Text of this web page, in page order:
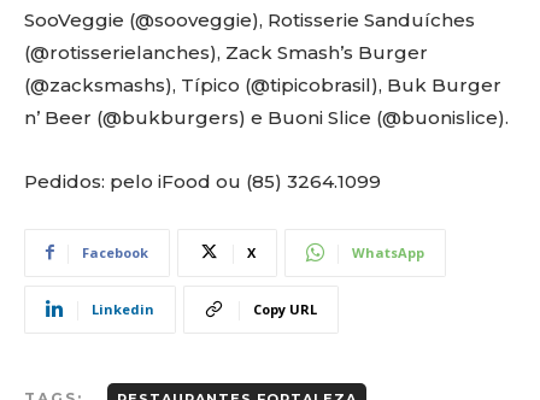
SooVeggie (@sooveggie), Rotisserie Sanduíches
(@rotisserielanches), Zack Smash’s Burger
(@zacksmashs), Típico (@tipicobrasil), Buk Burger
n’ Beer (@bukburgers) e Buoni Slice (@buonislice).
Pedidos: pelo iFood ou (85) 3264.1099
Facebook X WhatsApp
Linkedin Copy URL